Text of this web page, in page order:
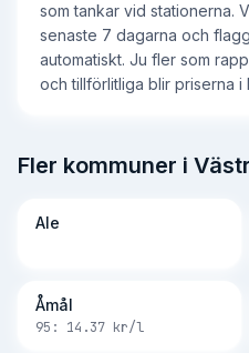
som tankar vid stationerna.
senaste 7 dagarna och
automatiskt. Ju fler som
och tillförlitliga blir priserna i
Fler kommuner i
Ale
Åmål
95: 14.37 kr/l